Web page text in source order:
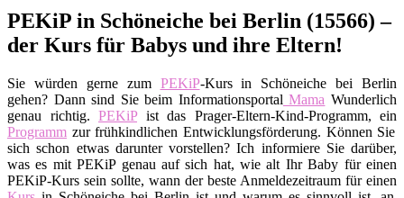
PEKiP in Schöneiche bei Berlin (15566) –
der Kurs für Babys und ihre Eltern!
Sie würden gerne zum PEKiP-Kurs in Schöneiche bei Berlin
gehen? Dann sind Sie beim Informationsportal Mama Wunderlich
genau richtig. PEKiPist das Prager-Eltern-Kind-Programm, ein
Programm zur frühkindlichen Entwicklungsförderung. Können Sie
sich schon etwas darunter vorstellen? Ich informiere Sie darüber,
was es mit PEKiP genau auf sich hat, wie alt Ihr Baby für einen
PEKiP-Kurs sein sollte, wann der beste Anmeldezeitraum für einen